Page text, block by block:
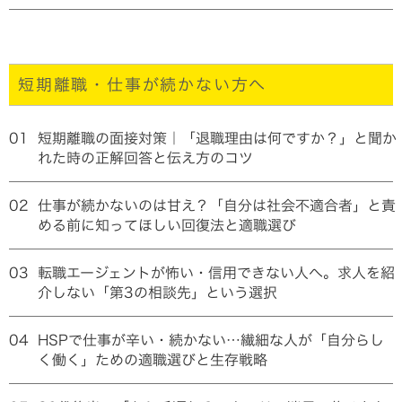
短期離職・仕事が続かない方へ
01 短期離職の面接対策｜「退職理由は何ですか？」と聞か
れた時の正解回答と伝え方のコツ
02 仕事が続かないのは甘え？「自分は社会不適合者」と責
める前に知ってほしい回復法と適職選び
03 転職エージェントが怖い・信用できない人へ。求人を紹
介しない「第3の相談先」という選択
04 HSPで仕事が辛い・続かない…繊細な人が「自分らし
く働く」ための適職選びと生存戦略